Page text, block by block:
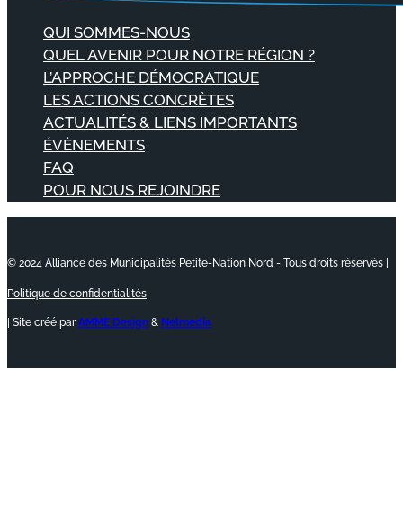
QUI SOMMES-NOUS
QUEL AVENIR POUR NOTRE RÉGION ?
L’APPROCHE DÉMOCRATIQUE
LES ACTIONS CONCRÈTES
ACTUALITÉS & LIENS IMPORTANTS
ÉVÈNEMENTS
FAQ
POUR NOUS REJOINDRE
© 2024 Alliance des Municipalités Petite-Nation Nord - Tous droits réservés |
Politique de confidentialités
| Site créé par AMME Design & Nelmedia